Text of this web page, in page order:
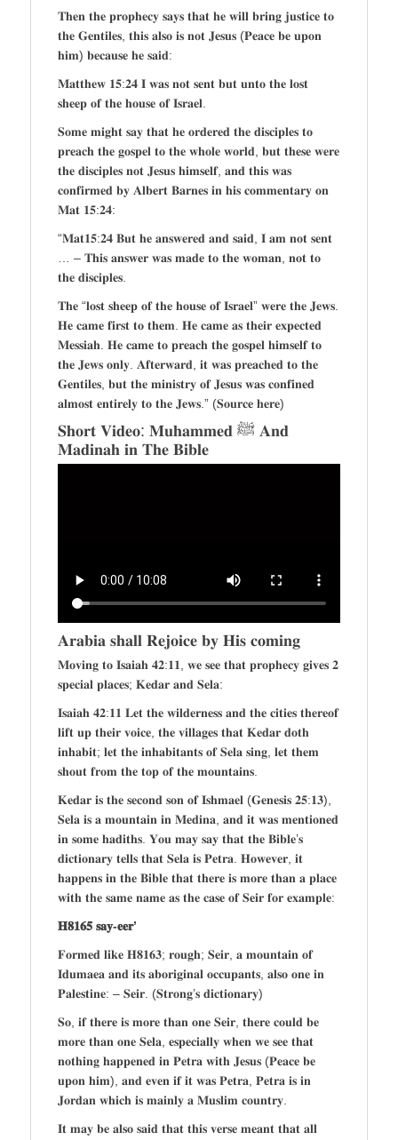
𝐓𝐡𝐞𝐧 𝐭𝐡𝐞 𝐩𝐫𝐨𝐩𝐡𝐞𝐜𝐲 𝐬𝐚𝐲𝐬 𝐭𝐡𝐚𝐭 𝐡𝐞 𝐰𝐢𝐥𝐥 𝐛𝐫𝐢𝐧𝐠 𝐣𝐮𝐬𝐭𝐢𝐜𝐞 𝐭𝐨
𝐭𝐡𝐞 𝐆𝐞𝐧𝐭𝐢𝐥𝐞𝐬, 𝐭𝐡𝐢𝐬 𝐚𝐥𝐬𝐨 𝐢𝐬 𝐧𝐨𝐭 𝐉𝐞𝐬𝐮𝐬 (𝐏𝐞𝐚𝐜𝐞 𝐛𝐞 𝐮𝐩𝐨𝐧
𝐡𝐢𝐦) 𝐛𝐞𝐜𝐚𝐮𝐬𝐞 𝐡𝐞 𝐬𝐚𝐢𝐝:
𝐌𝐚𝐭𝐭𝐡𝐞𝐰 𝟏𝟓:𝟐𝟒 𝐈 𝐰𝐚𝐬 𝐧𝐨𝐭 𝐬𝐞𝐧𝐭 𝐛𝐮𝐭 𝐮𝐧𝐭𝐨 𝐭𝐡𝐞 𝐥𝐨𝐬𝐭
𝐬𝐡𝐞𝐞𝐩 𝐨𝐟 𝐭𝐡𝐞 𝐡𝐨𝐮𝐬𝐞 𝐨𝐟 𝐈𝐬𝐫𝐚𝐞𝐥.
𝐒𝐨𝐦𝐞 𝐦𝐢𝐠𝐡𝐭 𝐬𝐚𝐲 𝐭𝐡𝐚𝐭 𝐡𝐞 𝐨𝐫𝐝𝐞𝐫𝐞𝐝 𝐭𝐡𝐞 𝐝𝐢𝐬𝐜𝐢𝐩𝐥𝐞𝐬 𝐭𝐨
𝐩𝐫𝐞𝐚𝐜𝐡 𝐭𝐡𝐞 𝐠𝐨𝐬𝐩𝐞𝐥 𝐭𝐨 𝐭𝐡𝐞 𝐰𝐡𝐨𝐥𝐞 𝐰𝐨𝐫𝐥𝐝, 𝐛𝐮𝐭 𝐭𝐡𝐞𝐬𝐞 𝐰𝐞𝐫𝐞
𝐭𝐡𝐞 𝐝𝐢𝐬𝐜𝐢𝐩𝐥𝐞𝐬 𝐧𝐨𝐭 𝐉𝐞𝐬𝐮𝐬 𝐡𝐢𝐦𝐬𝐞𝐥𝐟, 𝐚𝐧𝐝 𝐭𝐡𝐢𝐬 𝐰𝐚𝐬
𝐜𝐨𝐧𝐟𝐢𝐫𝐦𝐞𝐝 𝐛𝐲 𝐀𝐥𝐛𝐞𝐫𝐭 𝐁𝐚𝐫𝐧𝐞𝐬 𝐢𝐧 𝐡𝐢𝐬 𝐜𝐨𝐦𝐦𝐞𝐧𝐭𝐚𝐫𝐲 𝐨𝐧
𝐌𝐚𝐭 𝟏𝟓:𝟐𝟒:
“𝐌𝐚𝐭𝟏𝟓:𝟐𝟒 𝐁𝐮𝐭 𝐡𝐞 𝐚𝐧𝐬𝐰𝐞𝐫𝐞𝐝 𝐚𝐧𝐝 𝐬𝐚𝐢𝐝, 𝐈 𝐚𝐦 𝐧𝐨𝐭 𝐬𝐞𝐧𝐭
… – 𝐓𝐡𝐢𝐬 𝐚𝐧𝐬𝐰𝐞𝐫 𝐰𝐚𝐬 𝐦𝐚𝐝𝐞 𝐭𝐨 𝐭𝐡𝐞 𝐰𝐨𝐦𝐚𝐧, 𝐧𝐨𝐭 𝐭𝐨
𝐭𝐡𝐞 𝐝𝐢𝐬𝐜𝐢𝐩𝐥𝐞𝐬.
𝐓𝐡𝐞 “𝐥𝐨𝐬𝐭 𝐬𝐡𝐞𝐞𝐩 𝐨𝐟 𝐭𝐡𝐞 𝐡𝐨𝐮𝐬𝐞 𝐨𝐟 𝐈𝐬𝐫𝐚𝐞𝐥” 𝐰𝐞𝐫𝐞 𝐭𝐡𝐞 𝐉𝐞𝐰𝐬.
𝐇𝐞 𝐜𝐚𝐦𝐞 𝐟𝐢𝐫𝐬𝐭 𝐭𝐨 𝐭𝐡𝐞𝐦. 𝐇𝐞 𝐜𝐚𝐦𝐞 𝐚𝐬 𝐭𝐡𝐞𝐢𝐫 𝐞𝐱𝐩𝐞𝐜𝐭𝐞𝐝
𝐌𝐞𝐬𝐬𝐢𝐚𝐡. 𝐇𝐞 𝐜𝐚𝐦𝐞 𝐭𝐨 𝐩𝐫𝐞𝐚𝐜𝐡 𝐭𝐡𝐞 𝐠𝐨𝐬𝐩𝐞𝐥 𝐡𝐢𝐦𝐬𝐞𝐥𝐟 𝐭𝐨
𝐭𝐡𝐞 𝐉𝐞𝐰𝐬 𝐨𝐧𝐥𝐲. 𝐀𝐟𝐭𝐞𝐫𝐰𝐚𝐫𝐝, 𝐢𝐭 𝐰𝐚𝐬 𝐩𝐫𝐞𝐚𝐜𝐡𝐞𝐝 𝐭𝐨 𝐭𝐡𝐞
𝐆𝐞𝐧𝐭𝐢𝐥𝐞𝐬, 𝐛𝐮𝐭 𝐭𝐡𝐞 𝐦𝐢𝐧𝐢𝐬𝐭𝐫𝐲 𝐨𝐟 𝐉𝐞𝐬𝐮𝐬 𝐰𝐚𝐬 𝐜𝐨𝐧𝐟𝐢𝐧𝐞𝐝
𝐚𝐥𝐦𝐨𝐬𝐭 𝐞𝐧𝐭𝐢𝐫𝐞𝐥𝐲 𝐭𝐨 𝐭𝐡𝐞 𝐉𝐞𝐰𝐬.” (𝐒𝐨𝐮𝐫𝐜𝐞 𝐡𝐞𝐫𝐞)
𝐒𝐡𝐨𝐫𝐭 𝐕𝐢𝐝𝐞𝐨: 𝐌𝐮𝐡𝐚𝐦𝐦𝐞𝐝 ﷺ 𝐀𝐧𝐝
𝐌𝐚𝐝𝐢𝐧𝐚𝐡 𝐢𝐧 𝐓𝐡𝐞 𝐁𝐢𝐛𝐥𝐞
𝐀𝐫𝐚𝐛𝐢𝐚 𝐬𝐡𝐚𝐥𝐥 𝐑𝐞𝐣𝐨𝐢𝐜𝐞 𝐛𝐲 𝐇𝐢𝐬 𝐜𝐨𝐦𝐢𝐧𝐠
𝐌𝐨𝐯𝐢𝐧𝐠 𝐭𝐨 𝐈𝐬𝐚𝐢𝐚𝐡 𝟒𝟐:𝟏𝟏, 𝐰𝐞 𝐬𝐞𝐞 𝐭𝐡𝐚𝐭 𝐩𝐫𝐨𝐩𝐡𝐞𝐜𝐲 𝐠𝐢𝐯𝐞𝐬 𝟐
𝐬𝐩𝐞𝐜𝐢𝐚𝐥 𝐩𝐥𝐚𝐜𝐞𝐬; 𝐊𝐞𝐝𝐚𝐫 𝐚𝐧𝐝 𝐒𝐞𝐥𝐚:
𝐈𝐬𝐚𝐢𝐚𝐡 𝟒𝟐:𝟏𝟏 𝐋𝐞𝐭 𝐭𝐡𝐞 𝐰𝐢𝐥𝐝𝐞𝐫𝐧𝐞𝐬𝐬 𝐚𝐧𝐝 𝐭𝐡𝐞 𝐜𝐢𝐭𝐢𝐞𝐬 𝐭𝐡𝐞𝐫𝐞𝐨𝐟
𝐥𝐢𝐟𝐭 𝐮𝐩 𝐭𝐡𝐞𝐢𝐫 𝐯𝐨𝐢𝐜𝐞, 𝐭𝐡𝐞 𝐯𝐢𝐥𝐥𝐚𝐠𝐞𝐬 𝐭𝐡𝐚𝐭 𝐊𝐞𝐝𝐚𝐫 𝐝𝐨𝐭𝐡
𝐢𝐧𝐡𝐚𝐛𝐢𝐭; 𝐥𝐞𝐭 𝐭𝐡𝐞 𝐢𝐧𝐡𝐚𝐛𝐢𝐭𝐚𝐧𝐭𝐬 𝐨𝐟 𝐒𝐞𝐥𝐚 𝐬𝐢𝐧𝐠, 𝐥𝐞𝐭 𝐭𝐡𝐞𝐦
𝐬𝐡𝐨𝐮𝐭 𝐟𝐫𝐨𝐦 𝐭𝐡𝐞 𝐭𝐨𝐩 𝐨𝐟 𝐭𝐡𝐞 𝐦𝐨𝐮𝐧𝐭𝐚𝐢𝐧𝐬.
𝐊𝐞𝐝𝐚𝐫 𝐢𝐬 𝐭𝐡𝐞 𝐬𝐞𝐜𝐨𝐧𝐝 𝐬𝐨𝐧 𝐨𝐟 𝐈𝐬𝐡𝐦𝐚𝐞𝐥 (𝐆𝐞𝐧𝐞𝐬𝐢𝐬 𝟐𝟓:𝟏𝟑),
𝐒𝐞𝐥𝐚 𝐢𝐬 𝐚 𝐦𝐨𝐮𝐧𝐭𝐚𝐢𝐧 𝐢𝐧 𝐌𝐞𝐝𝐢𝐧𝐚, 𝐚𝐧𝐝 𝐢𝐭 𝐰𝐚𝐬 𝐦𝐞𝐧𝐭𝐢𝐨𝐧𝐞𝐝
𝐢𝐧 𝐬𝐨𝐦𝐞 𝐡𝐚𝐝𝐢𝐭𝐡𝐬. 𝐘𝐨𝐮 𝐦𝐚𝐲 𝐬𝐚𝐲 𝐭𝐡𝐚𝐭 𝐭𝐡𝐞 𝐁𝐢𝐛𝐥𝐞’𝐬
𝐝𝐢𝐜𝐭𝐢𝐨𝐧𝐚𝐫𝐲 𝐭𝐞𝐥𝐥𝐬 𝐭𝐡𝐚𝐭 𝐒𝐞𝐥𝐚 𝐢𝐬 𝐏𝐞𝐭𝐫𝐚. 𝐇𝐨𝐰𝐞𝐯𝐞𝐫, 𝐢𝐭
𝐡𝐚𝐩𝐩𝐞𝐧𝐬 𝐢𝐧 𝐭𝐡𝐞 𝐁𝐢𝐛𝐥𝐞 𝐭𝐡𝐚𝐭 𝐭𝐡𝐞𝐫𝐞 𝐢𝐬 𝐦𝐨𝐫𝐞 𝐭𝐡𝐚𝐧 𝐚 𝐩𝐥𝐚𝐜𝐞
𝐰𝐢𝐭𝐡 𝐭𝐡𝐞 𝐬𝐚𝐦𝐞 𝐧𝐚𝐦𝐞 𝐚𝐬 𝐭𝐡𝐞 𝐜𝐚𝐬𝐞 𝐨𝐟 𝐒𝐞𝐢𝐫 𝐟𝐨𝐫 𝐞𝐱𝐚𝐦𝐩𝐥𝐞:
𝐇𝟖𝟏𝟔𝟓 𝐬𝐚𝐲-𝐞𝐞𝐫’
𝐅𝐨𝐫𝐦𝐞𝐝 𝐥𝐢𝐤𝐞 𝐇𝟖𝟏𝟔𝟑; 𝐫𝐨𝐮𝐠𝐡; 𝐒𝐞𝐢𝐫, 𝐚 𝐦𝐨𝐮𝐧𝐭𝐚𝐢𝐧 𝐨𝐟
𝐈𝐝𝐮𝐦𝐚𝐞𝐚 𝐚𝐧𝐝 𝐢𝐭𝐬 𝐚𝐛𝐨𝐫𝐢𝐠𝐢𝐧𝐚𝐥 𝐨𝐜𝐜𝐮𝐩𝐚𝐧𝐭𝐬, 𝐚𝐥𝐬𝐨 𝐨𝐧𝐞 𝐢𝐧
𝐏𝐚𝐥𝐞𝐬𝐭𝐢𝐧𝐞: – 𝐒𝐞𝐢𝐫. (𝐒𝐭𝐫𝐨𝐧𝐠’𝐬 𝐝𝐢𝐜𝐭𝐢𝐨𝐧𝐚𝐫𝐲)
𝐒𝐨, 𝐢𝐟 𝐭𝐡𝐞𝐫𝐞 𝐢𝐬 𝐦𝐨𝐫𝐞 𝐭𝐡𝐚𝐧 𝐨𝐧𝐞 𝐒𝐞𝐢𝐫, 𝐭𝐡𝐞𝐫𝐞 𝐜𝐨𝐮𝐥𝐝 𝐛𝐞
𝐦𝐨𝐫𝐞 𝐭𝐡𝐚𝐧 𝐨𝐧𝐞 𝐒𝐞𝐥𝐚, 𝐞𝐬𝐩𝐞𝐜𝐢𝐚𝐥𝐥𝐲 𝐰𝐡𝐞𝐧 𝐰𝐞 𝐬𝐞𝐞 𝐭𝐡𝐚𝐭
𝐧𝐨𝐭𝐡𝐢𝐧𝐠 𝐡𝐚𝐩𝐩𝐞𝐧𝐞𝐝 𝐢𝐧 𝐏𝐞𝐭𝐫𝐚 𝐰𝐢𝐭𝐡 𝐉𝐞𝐬𝐮𝐬 (𝐏𝐞𝐚𝐜𝐞 𝐛𝐞
𝐮𝐩𝐨𝐧 𝐡𝐢𝐦), 𝐚𝐧𝐝 𝐞𝐯𝐞𝐧 𝐢𝐟 𝐢𝐭 𝐰𝐚𝐬 𝐏𝐞𝐭𝐫𝐚, 𝐏𝐞𝐭𝐫𝐚 𝐢𝐬 𝐢𝐧
𝐉𝐨𝐫𝐝𝐚𝐧 𝐰𝐡𝐢𝐜𝐡 𝐢𝐬 𝐦𝐚𝐢𝐧𝐥𝐲 𝐚 𝐌𝐮𝐬𝐥𝐢𝐦 𝐜𝐨𝐮𝐧𝐭𝐫𝐲.
𝐈𝐭 𝐦𝐚𝐲 𝐛𝐞 𝐚𝐥𝐬𝐨 𝐬𝐚𝐢𝐝 𝐭𝐡𝐚𝐭 𝐭𝐡𝐢𝐬 𝐯𝐞𝐫𝐬𝐞 𝐦𝐞𝐚𝐧𝐭 𝐭𝐡𝐚𝐭 𝐚𝐥𝐥